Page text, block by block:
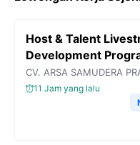
o
k
e
r
r
a
m
A
p
Host & Talent
Development
CV. ARSA SAMUDERA
11 Jam yang lalu